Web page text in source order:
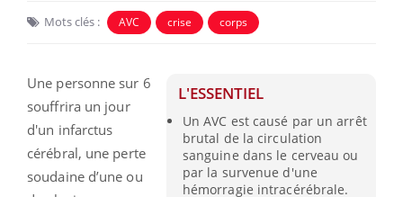
Mots clés : AVC crise corps
L'ESSENTIEL
Un AVC est causé par un arrêt
brutal de la circulation
sanguine dans le cerveau ou
par la survenue d'une
hémorragie intracérébrale.
Une personne sur 6
souffrira un jour
d'un infarctus
cérébral, une perte
soudaine d’une ou